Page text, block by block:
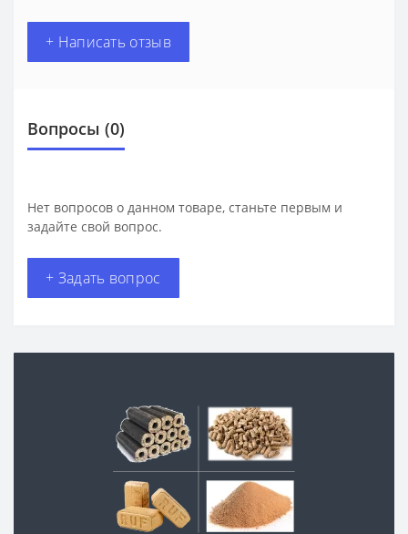
+ Написать отзыв
Вопросы (0)
Нет вопросов о данном товаре, станьте первым и
задайте свой вопрос.
+ Задать вопрос